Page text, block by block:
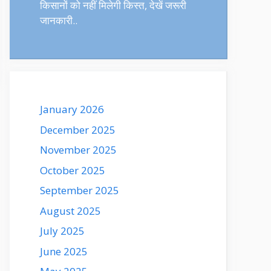
किसानों को नहीं मिलेगी किस्त, देखें जरूरी
जानकारी..
January 2026
December 2025
November 2025
October 2025
September 2025
August 2025
July 2025
June 2025